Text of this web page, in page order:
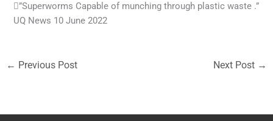
”Superworms Capable of munching through plastic waste .”
UQ News 10 June 2022
← Previous Post Next Post →